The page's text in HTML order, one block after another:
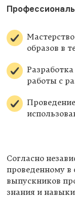
образов в
работы с
Согласно
проведенному в
выпускников
знания и